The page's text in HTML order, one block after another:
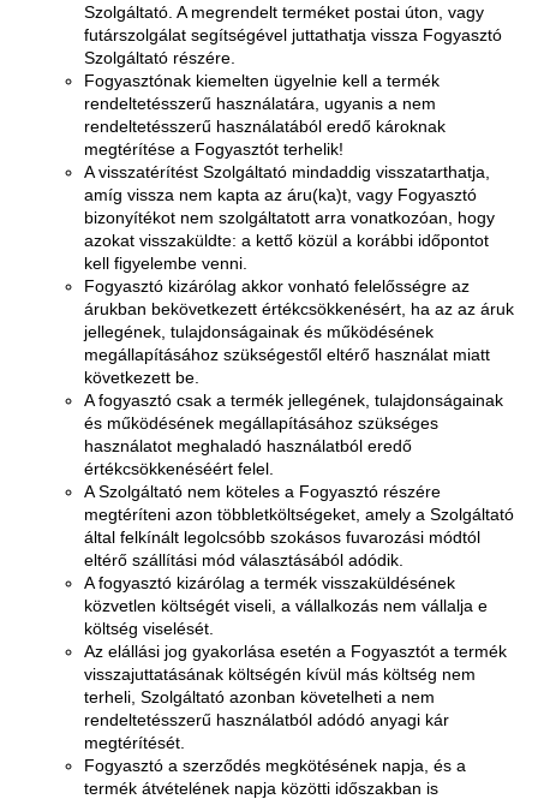
Szolgáltató. A megrendelt terméket postai úton, vagy
futárszolgálat segítségével juttathatja vissza Fogyasztó
Szolgáltató részére.
Fogyasztónak kiemelten ügyelnie kell a termék
rendeltetésszerű használatára, ugyanis a nem
rendeltetésszerű használatából eredő károknak
megtérítése a Fogyasztót terhelik!
A visszatérítést Szolgáltató mindaddig visszatarthatja,
amíg vissza nem kapta az áru(ka)t, vagy Fogyasztó
bizonyítékot nem szolgáltatott arra vonatkozóan, hogy
azokat visszaküldte: a kettő közül a korábbi időpontot
kell figyelembe venni.
Fogyasztó kizárólag akkor vonható felelősségre az
árukban bekövetkezett értékcsökkenésért, ha az az áruk
jellegének, tulajdonságainak és működésének
megállapításához szükségestől eltérő használat miatt
következett be.
A fogyasztó csak a termék jellegének, tulajdonságainak
és működésének megállapításához szükséges
használatot meghaladó használatból eredő
értékcsökkenéséért felel.
A Szolgáltató nem köteles a Fogyasztó részére
megtéríteni azon többletköltségeket, amely a Szolgáltató
által felkínált legolcsóbb szokásos fuvarozási módtól
eltérő szállítási mód választásából adódik.
A fogyasztó kizárólag a termék visszaküldésének
közvetlen költségét viseli, a vállalkozás nem vállalja e
költség viselését.
Az elállási jog gyakorlása esetén a Fogyasztót a termék
visszajuttatásának költségén kívül más költség nem
terheli, Szolgáltató azonban követelheti a nem
rendeltetésszerű használatból adódó anyagi kár
megtérítését.
Fogyasztó a szerződés megkötésének napja, és a
termék átvételének napja közötti időszakban is